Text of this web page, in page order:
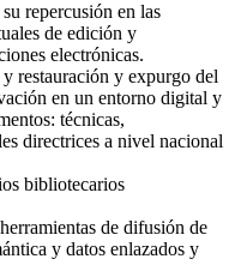
repercusión en las
de edición y
electrónicas.
restauración y expurgo del
en un entorno digital y
técnicas,
directrices a nivel nacional
bibliotecarios
de difusión de
y datos enlazados y